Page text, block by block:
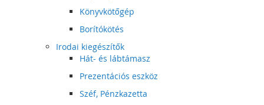
Könyvkötőgép
Borítókötés
Irodai kiegészítők
Hát- és lábtámasz
Prezentációs eszköz
Széf, Pénzkazetta